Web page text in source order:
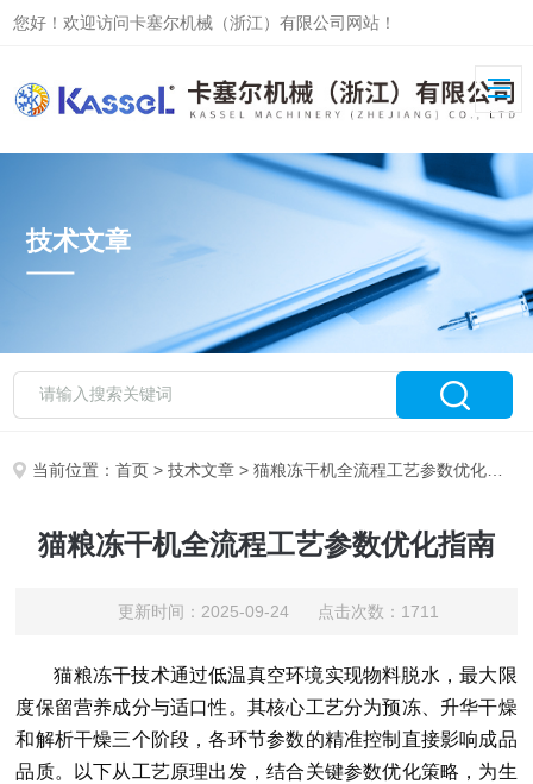
您好！欢迎访问卡塞尔机械（浙江）有限公司网站！
技术文章
当前位置：首页 >技术文章 > 猫粮冻干机全流程工艺参数优化指南
猫粮冻干机全流程工艺参数优化指南
更新时间：2025-09-24 点击次数：1711
猫粮冻干技术通过低温真空环境实现物料脱水，最大限
度保留营养成分与适口性。其核心工艺分为预冻、升华干燥
和解析干燥三个阶段，各环节参数的精准控制直接影响成品
品质。以下从工艺原理出发，结合关键参数优化策略，为生